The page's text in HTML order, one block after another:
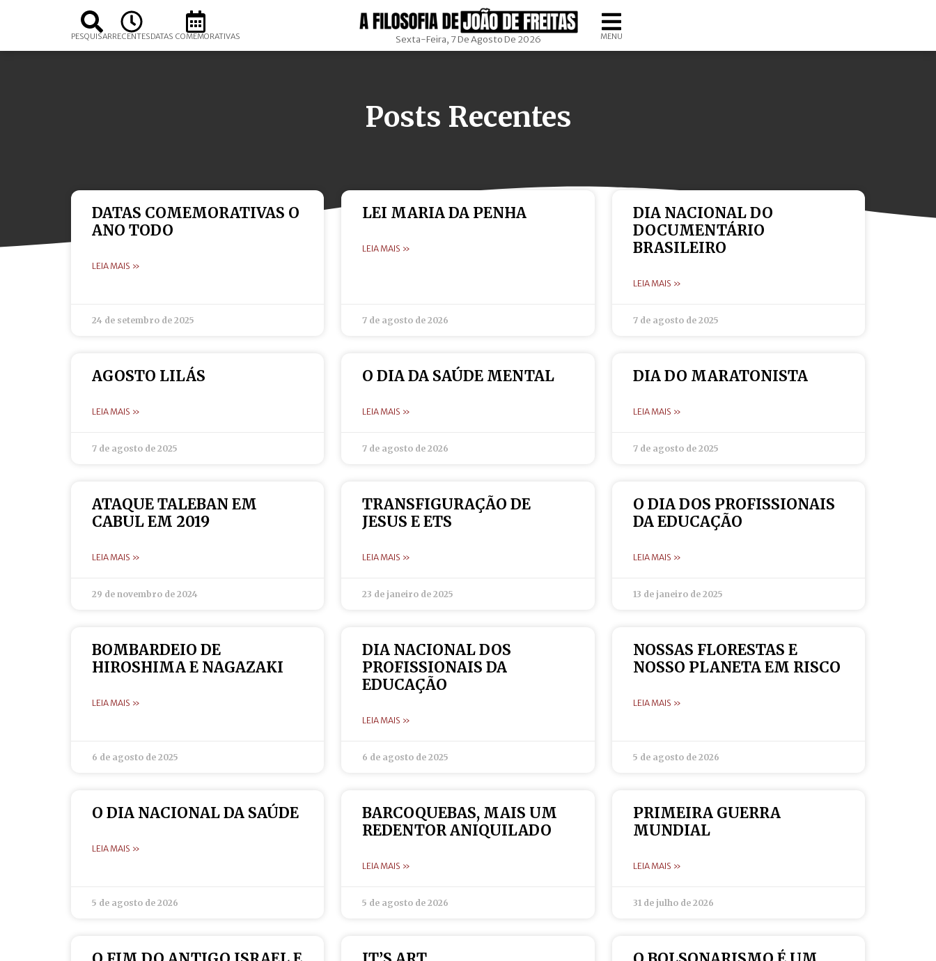
PESQUISARRECENTESDATAS COMEMORATIVAS Sexta-Feira, 7 De Agosto De 2026 MENU
Posts Recentes
DATAS COMEMORATIVAS O
ANO TODO
LEIA MAIS »
24 de setembro de 2025
LEI MARIA DA PENHA
LEIA MAIS »
7 de agosto de 2026
DIA NACIONAL DO
DOCUMENTÁRIO
BRASILEIRO
LEIA MAIS »
7 de agosto de 2025
AGOSTO LILÁS
LEIA MAIS »
7 de agosto de 2025
O DIA DA SAÚDE MENTAL
LEIA MAIS »
7 de agosto de 2026
DIA DO MARATONISTA
LEIA MAIS »
7 de agosto de 2025
ATAQUE TALEBAN EM
CABUL EM 2019
LEIA MAIS »
29 de novembro de 2024
TRANSFIGURAÇÃO DE
JESUS E ETS
LEIA MAIS »
23 de janeiro de 2025
O DIA DOS PROFISSIONAIS
DA EDUCAÇÃO
LEIA MAIS »
13 de janeiro de 2025
BOMBARDEIO DE
HIROSHIMA E NAGAZAKI
LEIA MAIS »
6 de agosto de 2025
DIA NACIONAL DOS
PROFISSIONAIS DA
EDUCAÇÃO
LEIA MAIS »
6 de agosto de 2025
NOSSAS FLORESTAS E
NOSSO PLANETA EM RISCO
LEIA MAIS »
5 de agosto de 2026
O DIA NACIONAL DA SAÚDE
LEIA MAIS »
5 de agosto de 2026
BARCOQUEBAS, MAIS UM
REDENTOR ANIQUILADO
LEIA MAIS »
5 de agosto de 2026
PRIMEIRA GUERRA
MUNDIAL
LEIA MAIS »
31 de julho de 2026